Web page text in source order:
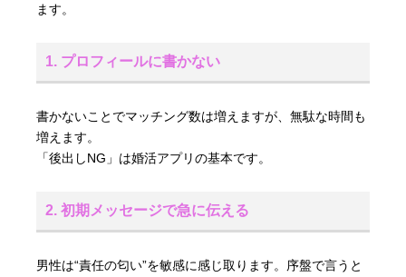
ます。
1. プロフィールに書かない
書かないことでマッチング数は増えますが、無駄な時間も
増えます。
「後出しNG」は婚活アプリの基本です。
2. 初期メッセージで急に伝える
男性は“責任の匂い”を敏感に感じ取ります。序盤で言うと